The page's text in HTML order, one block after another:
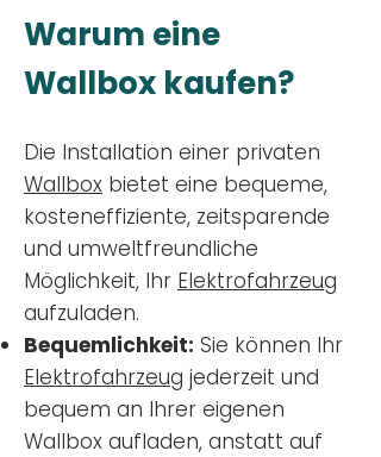
Warum eine
Wallbox kaufen?
Die Installation einer privaten
Wallbox bietet eine bequeme,
kosteneffiziente, zeitsparende
und umweltfreundliche
Möglichkeit, Ihr Elektrofahrzeug
aufzuladen.
Bequemlichkeit: Sie können Ihr
Elektrofahrzeug jederzeit und
bequem an Ihrer eigenen
Wallbox aufladen, anstatt auf